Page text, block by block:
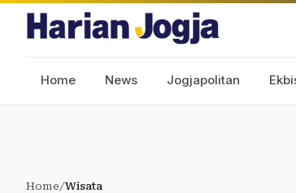
Home News Jogjapolitan
Home/Wisata